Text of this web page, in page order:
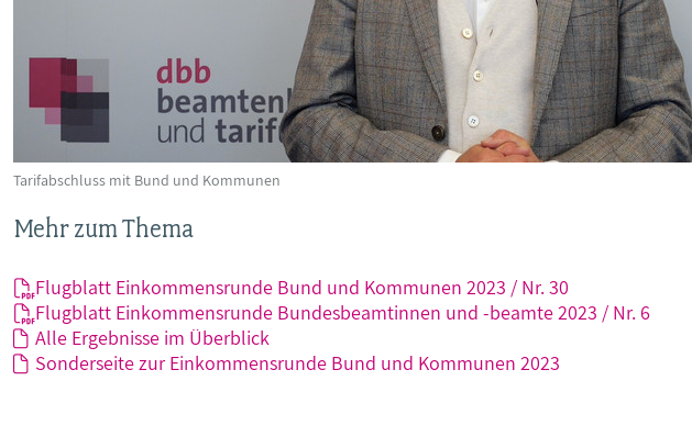
Tarifabschluss mit Bund und Kommunen
Mehr zum Thema
Flugblatt Einkommensrunde Bund und Kommunen 2023 / Nr. 30
Flugblatt Einkommensrunde Bundesbeamtinnen und -beamte 2023 / Nr. 6
Alle Ergebnisse im Überblick
Sonderseite zur Einkommensrunde Bund und Kommunen 2023